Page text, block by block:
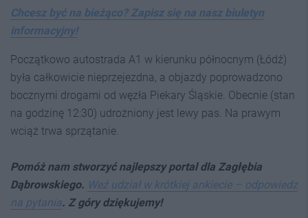
Chcesz być na bieżąco? Zapisz się na nasz biuletyn
informacyjny!
Początkowo autostrada A1 w kierunku północnym (Łódź)
była całkowicie nieprzejezdna, a objazdy poprowadzono
bocznymi drogami od węzła Piekary Śląskie. Obecnie (stan
na godzinę 12:30) udrożniony jest lewy pas. Na prawym
wciąż trwa sprzątanie.
Pomóż nam stworzyć najlepszy portal dla Zagłębia
Dąbrowskiego. Weź udział w krótkiej ankiecie – odpowiedz
na pytania. Z góry dziękujemy!